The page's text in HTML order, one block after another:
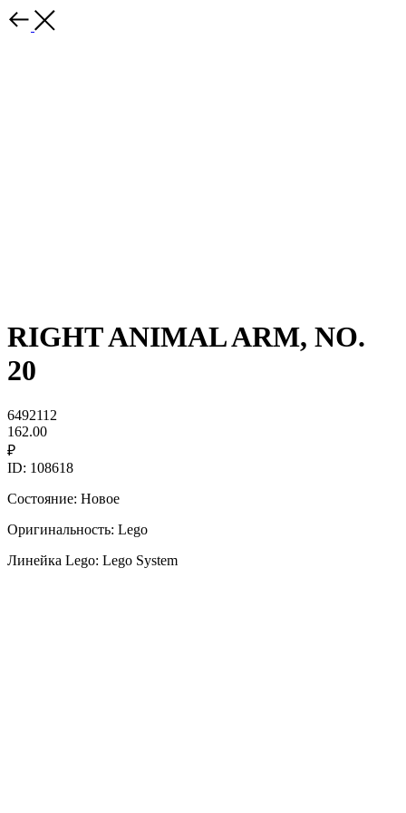
RIGHT ANIMAL ARM, NO.
20
6492112
162.00
₽
ID: 108618
Состояние: Новое
Оригинальность: Lego
Линейка Lego: Lego System